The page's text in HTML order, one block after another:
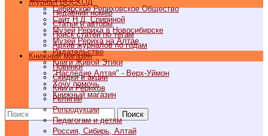
Сибирское Рериховское Общество
Сайт Н.Д. Спириной
Музей Рериха в Новосибирске
Музей Рериха на Алтае
Издательство
Книги Живой Этики
"Наследие Алтая" - Верх-Уймон
Хочу помочь
Книжный магазин
Поиск
Журнал ВОСХОД
Недавний номер
Статьи и авторы
Поиск статей по тегам
Архив журналов по годам
Книжный магазин
Новинки
Скидки и акции
Книги Рерихов
Религии
Репродукции
Педагогам и детям
Россия, Сибирь, Алтай